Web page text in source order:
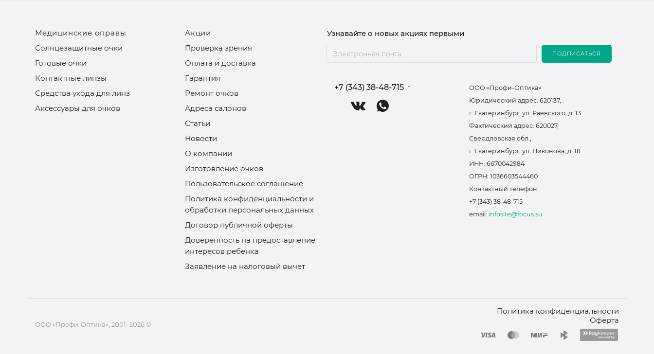
Медицинские оправы
Солнцезащитные очки
Готовые очки
Контактные линзы
Средства ухода для линз
Аксессуары для очков
Акции
Проверка зрения
Оплата и доставка
Гарантия
Ремонт очков
Адреса салонов
Статьи
Новости
О компании
Изготовление очков
Пользовательское соглашение
Политика конфиденциальности и
обработки персональных данных
Договор публичной оферты
Доверенность на предоставление
интересов ребенка
Заявление на налоговый вычет
Узнавайте о новых акциях первыми
ПОДПИСАТЬСЯ
+7 (343) 38-48-715
ООО «Профи-Оптика»
Юридический адрес: 620137,
г. Екатеринбург, ул. Раевского, д. 13
Фактический адрес: 620027,
Свердловская обл.,
г. Екатеринбург, ул. Никонова, д. 18
ИНН: 6670042984
ОГРН: 1036603544460
Контактный телефон:
+7 (343) 38-48-715
email: infosite@focus.su
ООО «Профи-Оптика», 2001–2026 ©
Политика конфиденциальности
Оферта